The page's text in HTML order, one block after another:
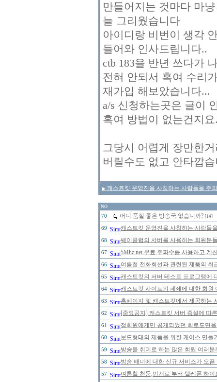
만들어지는 것마다 마
늘 그리웠습니다
아이디랑 비번이 생각
들어와 인사드립니다..
ctb 183을 반년 쓰다가
전혀 안되서 혹여 수리
재가입 해보았습니다...
a/s 신청하는곳은 글이
혹여 방법이 없는건지
그당시 어렵게 장만한
버릴수도 없고 안타깝
▶ 캐스트킷 운영진을 사칭하는 사람들을 주
NO
70 어디 품질 좋은 방송국 없습니까? [14]
69 캐스트킷 운영진을 사칭하는 사람들
68 쎄이클럽의 서버를 사용하는 회원분
67 5Mhz.net 무료 주파수를 사용하고 계
66 여름철 전화회선과 관련된 제품의
65 캐스트킷의 서버 테스트 프로그램에
64 캐스트킷 사이트의 페쇄에 대한 회
63 홈페이지 및 캐스트킷에서 제공하는
62 [중요공지] 캐스트킷 서버 증설에 따
61 정회원에게만 공개되었던 회로도면
60 보드형태의 제품을 위한 케이스 만들
59 방송을 취미로 하는 많은 회원 여러
58 방송 배너에 대한 신규 서비스가 오
57 여름철 천둥,번개로 부터 텔레폰 하